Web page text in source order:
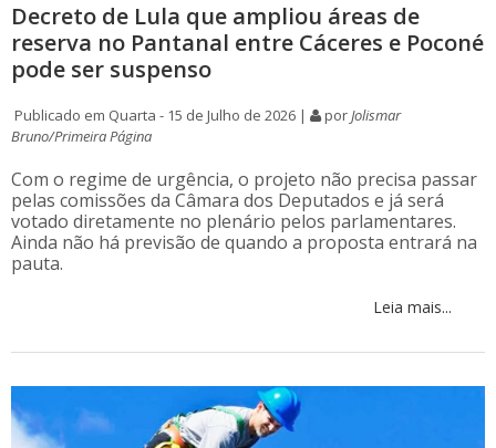
Decreto de Lula que ampliou áreas de
reserva no Pantanal entre Cáceres e Poconé
pode ser suspenso
Publicado em Quarta - 15 de Julho de 2026 | porJolismar
Bruno/Primeira Página
Com o regime de urgência, o projeto não precisa passar
pelas comissões da Câmara dos Deputados e já será
votado diretamente no plenário pelos parlamentares.
Ainda não há previsão de quando a proposta entrará na
pauta.
Leia mais...